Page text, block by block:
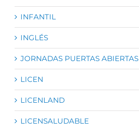
INFANTIL
INGLÉS
JORNADAS PUERTAS ABIERTAS
LICEN
LICENLAND
LICENSALUDABLE